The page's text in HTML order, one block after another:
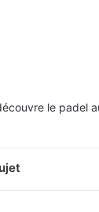
le padel